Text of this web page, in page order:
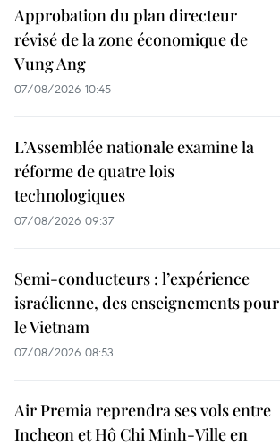
Approbation du plan directeur
révisé de la zone économique de
Vung Ang
07/08/2026 10:45
L’Assemblée nationale examine la
réforme de quatre lois
technologiques
07/08/2026 09:37
Semi-conducteurs : l’expérience
israélienne, des enseignements pour
le Vietnam
07/08/2026 08:53
Air Premia reprendra ses vols entre
Incheon et Hô Chi Minh-Ville en